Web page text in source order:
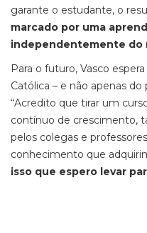
garante o estudante, o
marcado por uma
independentemente do
Para o futuro, Vasco
Católica – e não apenas
“Acredito que tirar um
contínuo de crescimento,
pelos colegas e
conhecimento que
isso que espero levar